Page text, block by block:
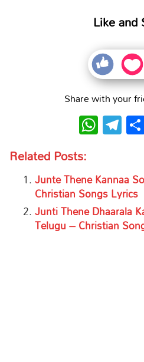
Like and
Share with your
Related Posts:
Junte Thene Kannaa
Christian Songs Lyrics
Junti Thene Dhaarala
Telugu – Christian